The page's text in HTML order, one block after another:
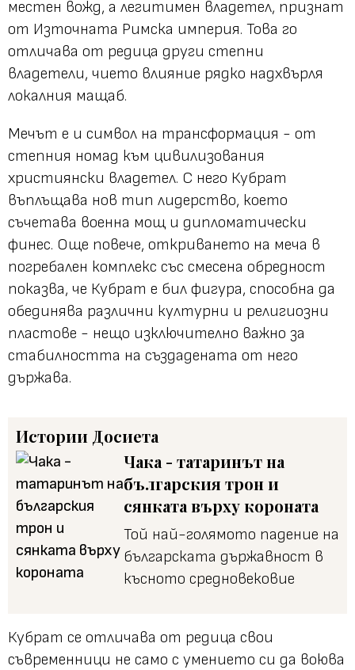
местен вожд, а легитимен владетел, признат
от Източната Римска империя. Това го
отличава от редица други степни
владетели, чието влияние рядко надхвърля
локалния мащаб.
Мечът е и символ на трансформация - от
степния номад към цивилизования
християнски владетел. С него Кубрат
въплъщава нов тип лидерство, което
съчетава военна мощ и дипломатически
финес. Още повече, откриването на меча в
погребален комплекс със смесена обредност
показва, че Кубрат е бил фигура, способна да
обединява различни културни и религиозни
пластове - нещо изключително важно за
стабилността на създадената от него
държава.
Истории Досиета
Чака - татаринът на
българския трон и
сянката върху короната
Той най-голямото падение на
българската държавност в
късното средновековие
Кубрат се отличава от редица свои
съвременници не само с умението си да воюва